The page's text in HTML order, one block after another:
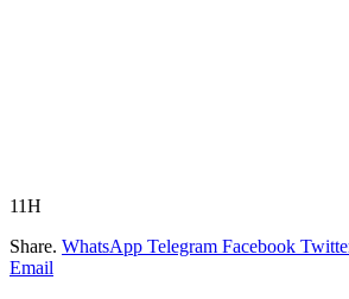
11H
Share. WhatsApp Telegram Facebook
Email